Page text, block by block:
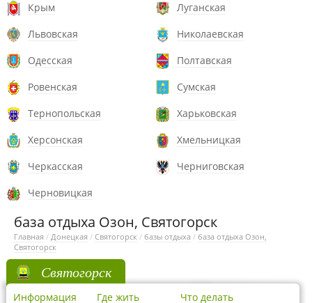
Крым
Луганская
Львовская
Николаевская
Одесская
Полтавская
Ровенская
Сумская
Тернопольская
Харьковская
Херсонская
Хмельницкая
Черкасская
Черниговская
Черновицкая
база отдыха Озон, Святогорск
Главная / Донецкая / Святогорск / базы отдыха / база отдыха Озон,
Святогорск
Святогорск
Информация Где жить Что делать